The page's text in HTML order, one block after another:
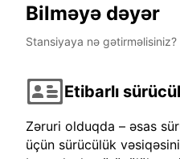
Bilməyə dəyər
Stansiyaya nə gətirməlisiniz?
Etibarlı
Zəruri olduqda – əsas
üçün sürücülük